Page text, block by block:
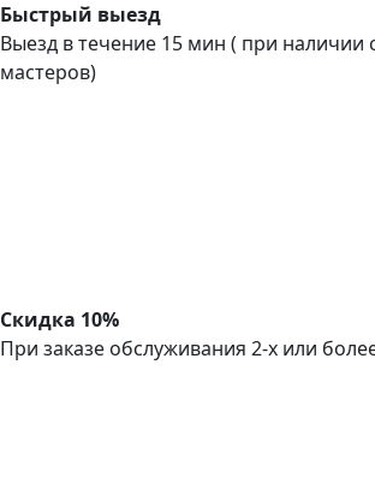
Быстрый выезд
Выезд в течение 15 мин ( при наличии
мастеров)
Скидка 10%
При заказе обслуживания 2-х или